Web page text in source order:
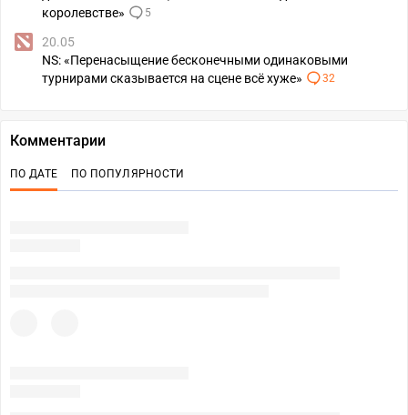
королевстве»
5
20.05
NS: «Перенасыщение бесконечными одинаковыми
турнирами сказывается на сцене всё хуже»
32
Комментарии
ПО ДАТЕ ПО ПОПУЛЯРНОСТИ